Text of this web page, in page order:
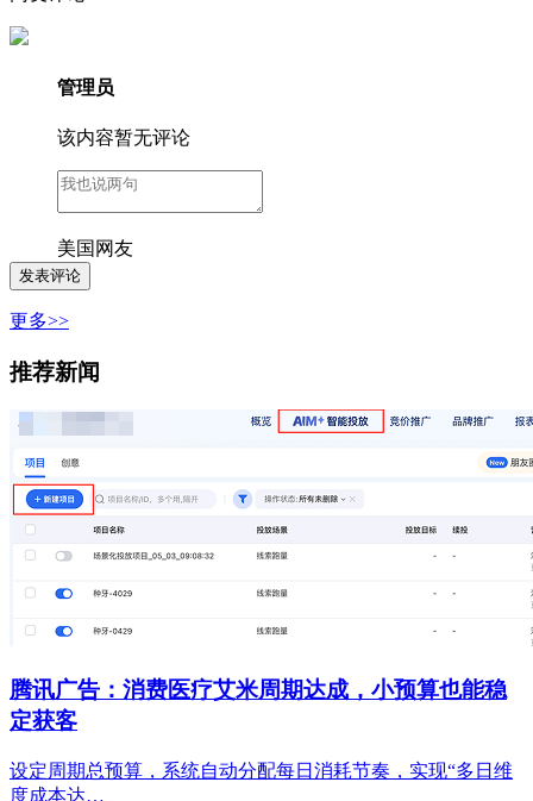
管理员
该内容暂无评论
美国网友
更多>>
推荐新闻
腾讯广告：消费医疗艾米周期达成，小预算也能稳
定获客
设定周期总预算，系统自动分配每日消耗节奏，实现“多日维
度成本达…